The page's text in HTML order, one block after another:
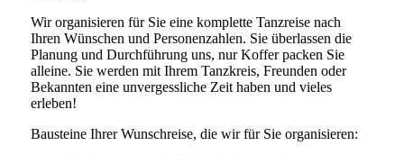
Wir organisieren für Sie eine komplette Tanzreise nach
Ihren Wünschen und Personenzahlen. Sie überlassen die
Planung und Durchführung uns, nur Koffer packen Sie
alleine. Sie werden mit Ihrem Tanzkreis, Freunden oder
Bekannten eine unvergessliche Zeit haben und vieles
erleben!
Bausteine Ihrer Wunschreise, die wir für Sie organisieren: